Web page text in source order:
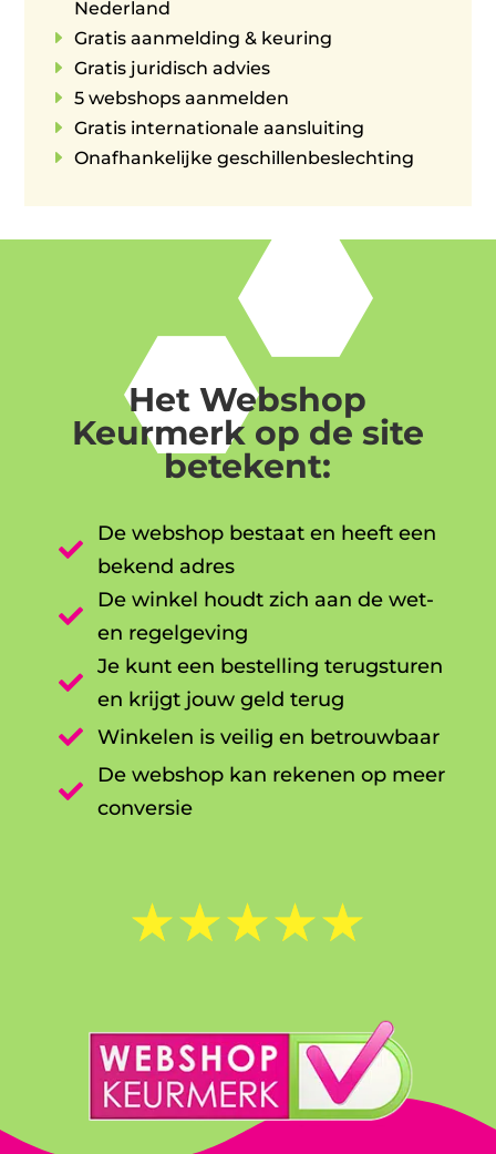
Nederland
E Gratis aanmelding & keuring
E Gratis juridisch advies
E 5 webshops aanmelden
E Gratis internationale aansluiting
E Onafhankelijke geschillenbeslechting
Het Webshop
Keurmerk op de site
betekent:

De webshop bestaat en heeft een
bekend adres

De winkel houdt zich aan de wet-
en regelgeving

Je kunt een bestelling terugsturen
en krijgt jouw geld terug

Winkelen is veilig en betrouwbaar

De webshop kan rekenen op meer
conversie
☆☆☆☆☆